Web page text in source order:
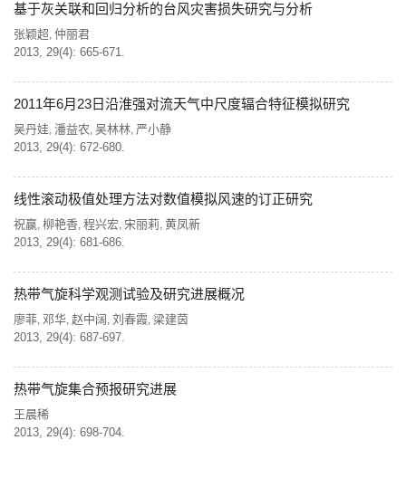
基于灰关联和回归分析的台风灾害损失研究与分析
张颖超, 仲丽君
2013, 29(4): 665-671.
2011年6月23日沿淮强对流天气中尺度辐合特征模拟研究
吴丹娃, 潘益农, 吴林林, 严小静
2013, 29(4): 672-680.
线性滚动极值处理方法对数值模拟风速的订正研究
祝赢, 柳艳香, 程兴宏, 宋丽莉, 黄凤新
2013, 29(4): 681-686.
热带气旋科学观测试验及研究进展概况
廖菲, 邓华, 赵中阔 , 刘春霞, 梁建茵
2013, 29(4): 687-697.
热带气旋集合预报研究进展
王晨稀
2013, 29(4): 698-704.